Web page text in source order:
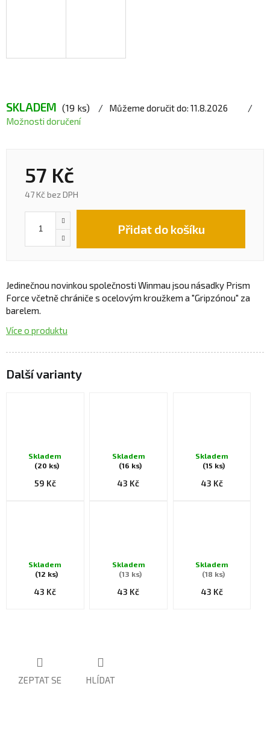
SKLADEM (19 ks) Můžeme doručit do: 11.8.2026
Možnosti doručení
57 Kč
47 Kč bez DPH
Přidat do košíku
Jedinečnou novinkou společnosti Winmau jsou násadky Prism
Force včetně chrániče s ocelovým kroužkem a "Gripzónou" za
barelem.
Více o produktu
Skladem
(20 ks)
59 Kč
Skladem
(16 ks)
43 Kč
Skladem
(15 ks)
43 Kč
Skladem
(12 ks)
43 Kč
Skladem
(13 ks)
43 Kč
Skladem
(18 ks)
43 Kč
ZEPTAT SE HLÍDAT